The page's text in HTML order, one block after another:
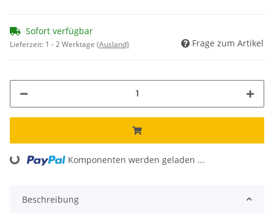
Sofort verfügbar
Lieferzeit: 1 - 2 Werktage (Ausland) Frage zum Artikel
Loading... Komponenten werden geladen ...
Beschreibung